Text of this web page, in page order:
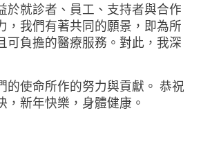
於就診者、員工、支持者與合作
，我們有著共同的願景，即為所
可負擔的醫療服務。對此，我深
的使命所作的努力與貢獻。 恭祝
，新年快樂，身體健康。